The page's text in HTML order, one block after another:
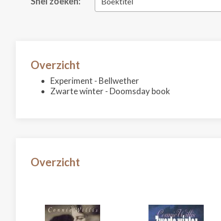
Overzicht
Experiment - Bellwether
Zwarte winter - Doomsday book
Overzicht